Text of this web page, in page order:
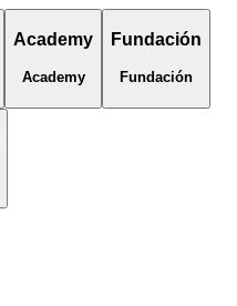
Academy
Academy
Fundación
Fundación